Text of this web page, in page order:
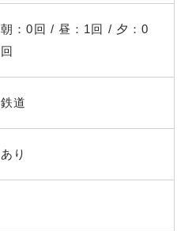
朝：0回 / 昼：1回 / 夕：0
回
鉄道
あり